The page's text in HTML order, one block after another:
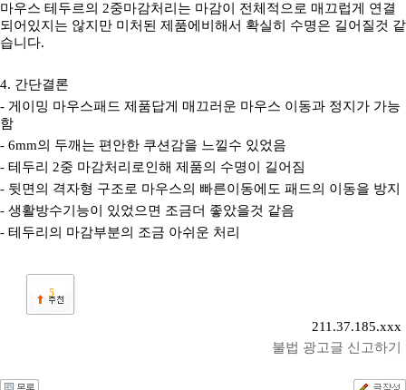
마우스 테두르의 2중마감처리는 마감이 전체적으로 매끄럽게 연결
되어있지는 않지만 미처된 제품에비해서 확실히 수명은 길어질것 같
습니다.
4. 간단결론
- 게이밍 마우스패드 제품답게 매끄러운 마우스 이동과 정지가 가능
함
- 6mm의 두깨는 편안한 쿠션감을 느낄수 있었음
- 테두리 2중 마감처리로인해 제품의 수명이 길어짐
- 뒷면의 격자형 구조로 마우스의 빠른이동에도 패드의 이동을 방지
- 생활방수기능이 있었으면 조금더 좋았을것 같음
- 테두리의 마감부분의 조금 아쉬운 처리
5
211.37.185.xxx
불법 광고글 신고하기